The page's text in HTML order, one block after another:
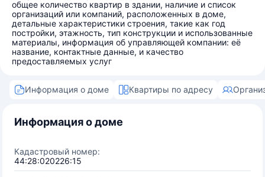
общее количество квартир в здании, наличие и список
организаций или компаний, расположенных в доме,
детальные характеристики строения, такие как год
постройки, этажность, тип конструкции и использованные
материалы, информация об управляющей компании: её
название, контактные данные, и качество
предоставляемых услуг
Информация о доме Квартиры по адресу
Информация о доме
Кадастровый номер:
44:28:020226:15